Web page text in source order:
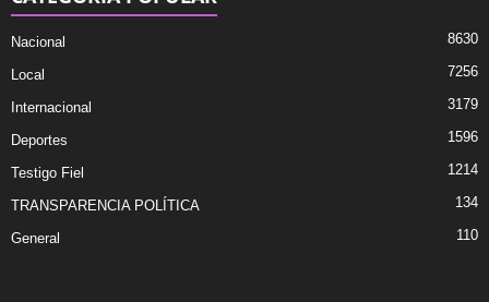
Nacional 8630
Local 7256
Internacional 3179
Deportes 1596
Testigo Fiel 1214
TRANSPARENCIA POLÍTICA 134
General 110